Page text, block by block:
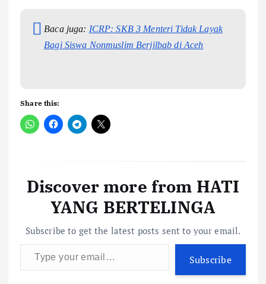
Baca juga: ICRP: SKB 3 Menteri Tidak Layak
Bagi Siswa Nonmuslim Berjilbab di Aceh
Share this:
Discover more from HATI
YANG BERTELINGA
Subscribe to get the latest posts sent to your email.
Type your email…
Subscribe